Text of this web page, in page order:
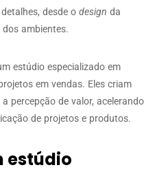
desde o design da
ambientes.
estúdio especializado em
em vendas. Eles criam
percepção de valor, acelerando
de projetos e produtos.
estúdio